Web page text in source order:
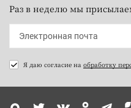
Раз в неделю мы
Я даю согласие на обработку